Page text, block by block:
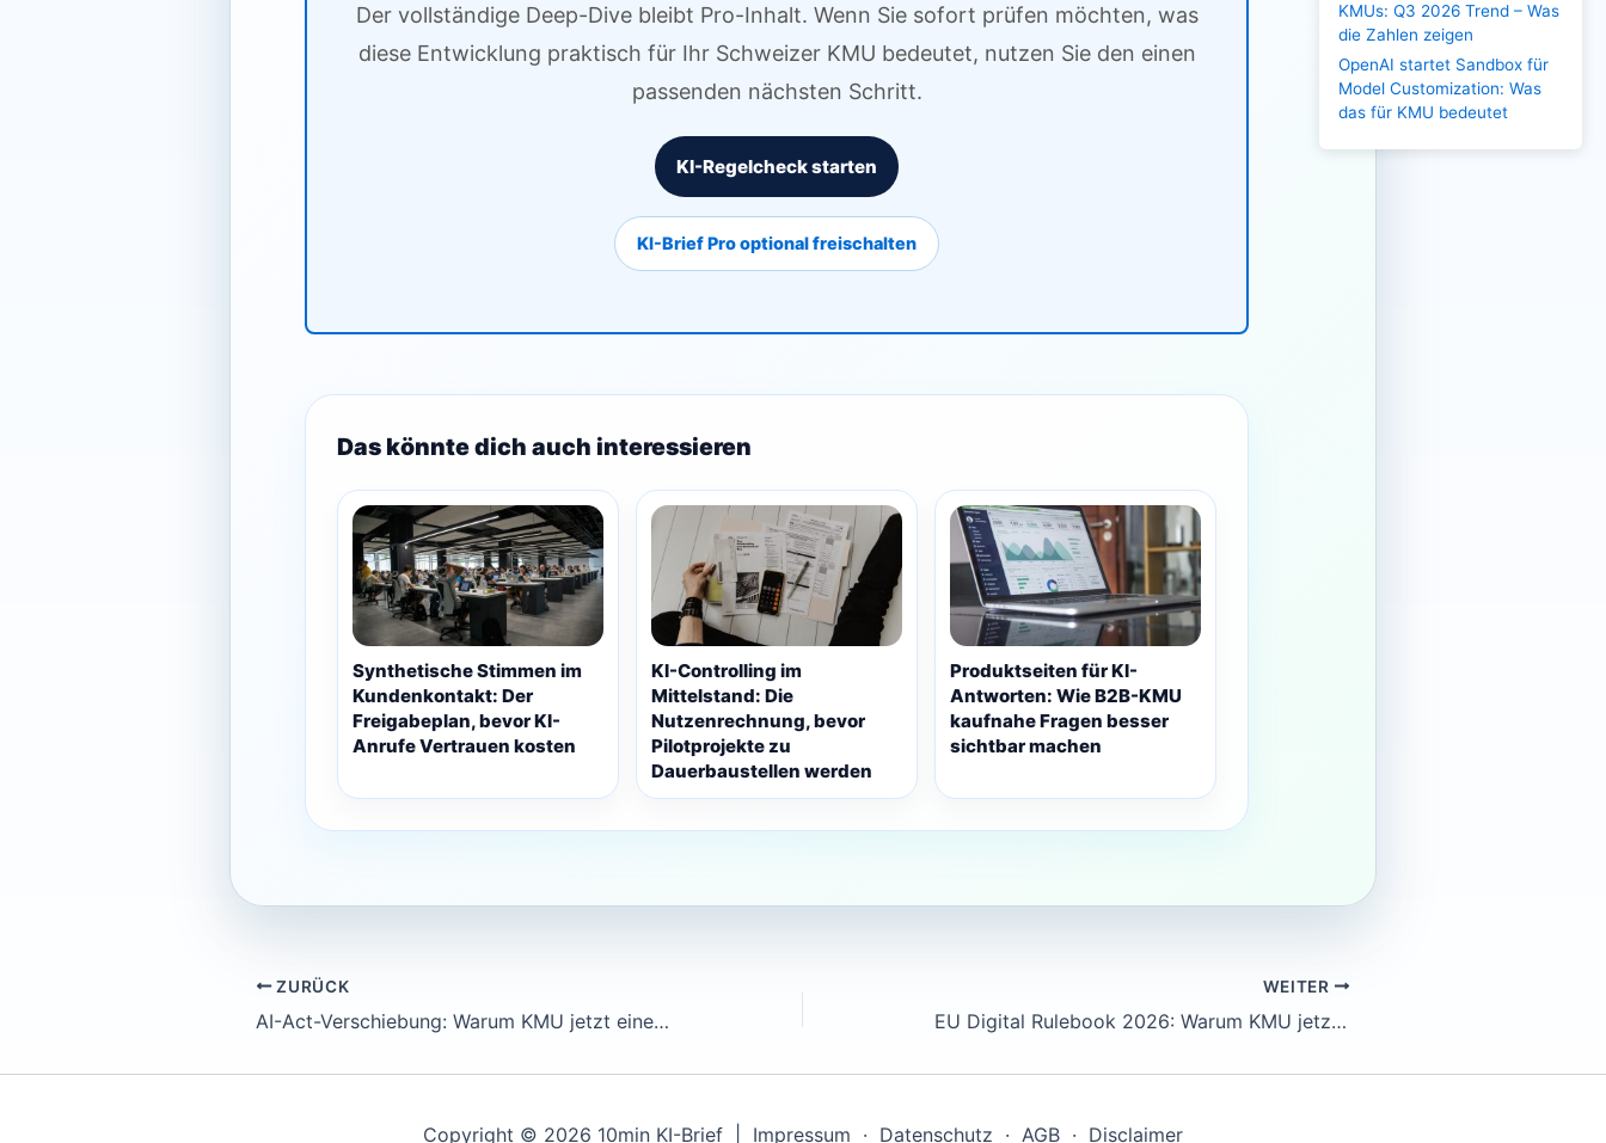
Der vollständige Deep-Dive bleibt Pro-Inhalt. Wenn Sie sofort prüfen möchten, was
diese Entwicklung praktisch für Ihr Schweizer KMU bedeutet, nutzen Sie den einen
passenden nächsten Schritt.
KI-Regelcheck starten
KI-Brief Pro optional freischalten
Das könnte dich auch interessieren
Synthetische Stimmen im
Kundenkontakt: Der
Freigabeplan, bevor KI-
Anrufe Vertrauen kosten
KI-Controlling im
Mittelstand: Die
Nutzenrechnung, bevor
Pilotprojekte zu
Dauerbaustellen werden
Produktseiten für KI-
Antworten: Wie B2B-KMU
kaufnahe Fragen besser
sichtbar machen
ZURÜCK
AI-Act-Verschiebung: Warum KMU jetzt eine KI-Liste brauchen
WEITER
EU Digital Rulebook 2026: Warum KMU jetzt ein einziges Digital-Compliance-Register brauchen
Copyright © 2026 10min KI-Brief | Impressum · Datenschutz · AGB · Disclaimer
KMUs: Q3 2026 Trend – Was
die Zahlen zeigen
OpenAI startet Sandbox für
Model Customization: Was
das für KMU bedeutet